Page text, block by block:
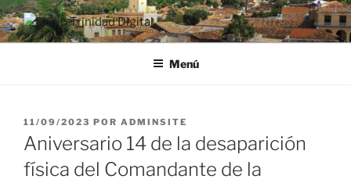
Saltar
al
contenido
RADIO TRINIDAD DIGITAL
Desde la Ciudad Museo del Caribe
Menú
PUBLICADO
EL
11/09/2023 POR ADMINSITE
Aniversario 14 de la desaparición
física del Comandante de la